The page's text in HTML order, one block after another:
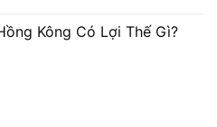
Kông Có Lợi Thế Gì?